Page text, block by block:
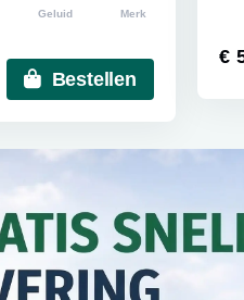
Geluid Merk
Bestellen
€